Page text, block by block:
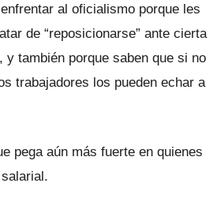
al oficialismo porque les
de “reposicionarse” ante cierta
y también porque saben que si no
trabajadores los pueden echar a
pega aún más fuerte en quienes